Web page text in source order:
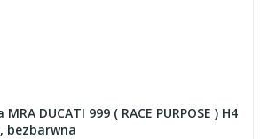
DUCATI 999 ( RACE PURPOSE ) H4
bezbarwna